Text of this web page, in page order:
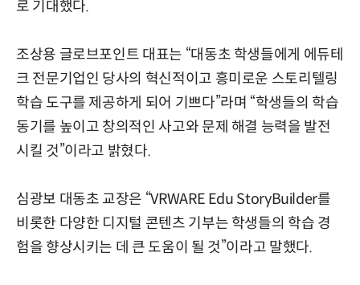
로 기대했다.
조상용 글로브포인트 대표는 “대동초 학생들에게 에듀테
크 전문기업인 당사의 혁신적이고 흥미로운 스토리텔링
학습 도구를 제공하게 되어 기쁘다”라며 “학생들의 학습
동기를 높이고 창의적인 사고와 문제 해결 능력을 발전
시킬 것”이라고 밝혔다.
심광보 대동초 교장은 “VRWARE Edu StoryBuilder를
비롯한 다양한 디지털 콘텐츠 기부는 학생들의 학습 경
험을 향상시키는 데 큰 도움이 될 것”이라고 말했다.